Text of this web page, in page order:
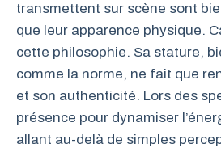
transmettent sur scène sont
que leur apparence physique.
cette philosophie. Sa stature,
comme la norme, ne fait que
et son authenticité. Lors des
présence pour dynamiser
allant au-delà de simples